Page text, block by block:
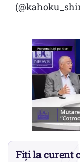
Fiți la curent